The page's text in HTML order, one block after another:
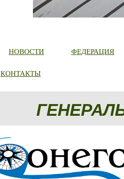
НОВОСТИ ФЕДЕРАЦИЯ
КОНТАКТЫ